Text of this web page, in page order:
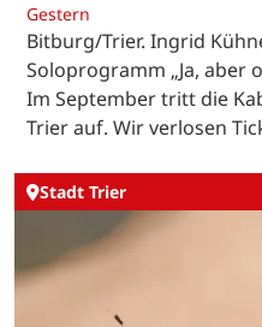
Gestern
Bitburg/Trier. Ingrid
Soloprogramm „Ja, aber
Im September tritt die
Trier auf. Wir verlosen
Stadt Trier